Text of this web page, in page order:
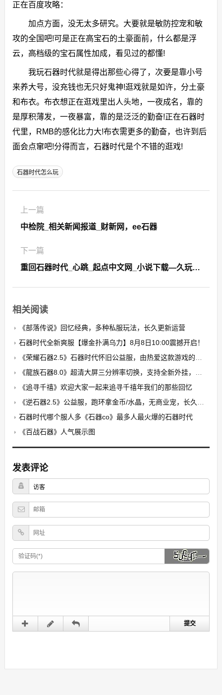
正在百度攻略：
加点方面，没无太多研究。大要就是敏防控宠和敏
攻的全国吧!可是正在高宝石的土豪面前，什么都是浮
云，高档级的宝石属性加成，看见过的都懂!
我玩石器时代就是得出那些心得了，次要是靠小号
来养大号，没充钱也无只好鬼神!逛戏就是如许，分土豪
和布衣。布衣想正在逛戏里出人头地，一夜成名，靠的
是厚积薄发，一夜暴富，靠的是泛泛的勤奋!正在石器时
代里，RMB的感化比力大!布衣需更多的勤奋，也许到后
面会点窜吧!分得而言，石器时代是个不错的逛戏!
石器时代怎么玩
上一篇
中检院_相关新闻报道_财新网，ee石器
下一篇
重回石器时代_心跳_起点中文网_小说下载—久玩石器时代
相关阅读
《部落传说》回忆经典，多种私服玩法，长久更新运营
石器时代全新爽服【爆金扑满乌力】8月8日10:00震撼开启！​
《荣耀石器2.5》石器时代怀旧公益服，由热爱这款游戏的玩家自发搭建的公益养老PK服
《龍族石器8.0》超清大屏三分辨率切换，支持全新外挂，无卡顿，无花屏，限7开
《追寻千禧》欢迎大家一起来追寻千禧年我们的那些回忆
《逆石器2.5》公益服，跑环拿金币/水晶，无商业宠，长久稳定
石器时代哪个服人多《石器co》最多人最火爆的石器时代
《百战石器》人气展示图
发表评论